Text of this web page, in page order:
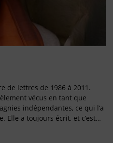
de lettres de 1986 à 2011.
vécus en tant que
indépendantes, ce qui l’a
Elle a toujours écrit, et c’est…